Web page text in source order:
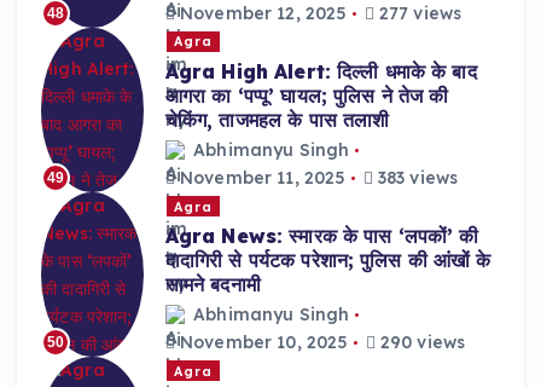
48
November 12, 2025
277 views
49
Agra
Agra High Alert: दिल्ली धमाके के बाद
आगरा का ‘पप्पू’ घायल; पुलिस ने तेज की
चेकिंग, ताजमहल के पास तलाशी
Abhimanyu Singh
November 11, 2025
383 views
50
Agra
Agra News: स्मारक के पास ‘लपकों’ की
दादागिरी से पर्यटक परेशान; पुलिस की आंखों के
सामने बदनामी
Abhimanyu Singh
November 10, 2025
290 views
Agra